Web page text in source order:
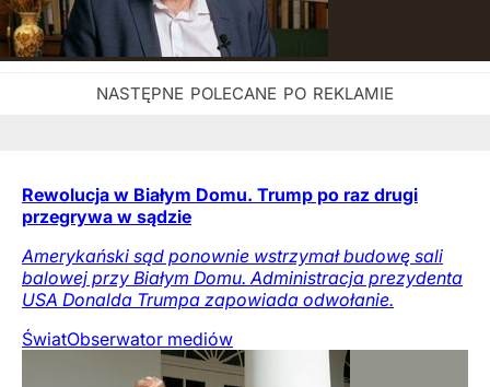
Rewolucja w Białym Domu. Trump po raz drugi
przegrywa w sądzie
Amerykański sąd ponownie wstrzymał budowę sali
balowej przy Białym Domu. Administracja prezydenta
USA Donalda Trumpa zapowiada odwołanie.
ŚwiatObserwator mediów